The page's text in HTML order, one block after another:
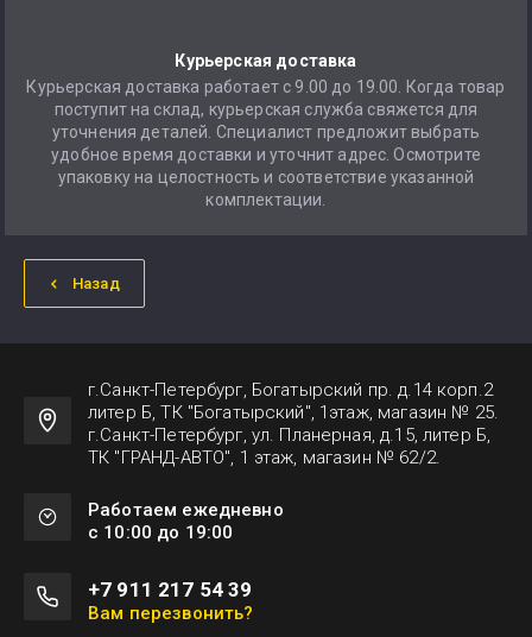
Курьерская доставка
Курьерская доставка работает с 9.00 до 19.00. Когда товар
поступит на склад, курьерская служба свяжется для
уточнения деталей. Специалист предложит выбрать
удобное время доставки и уточнит адрес. Осмотрите
упаковку на целостность и соответствие указанной
комплектации.
Назад
г.Санкт-Петербург, Богатырский пр. д.14 корп.2
литер Б, ТК "Богатырский", 1этаж, магазин № 25.
г.Санкт-Петербург, ул. Планерная, д.15, литер Б,
ТК "ГРАНД-АВТО", 1 этаж, магазин № 62/2.
Работаем ежедневно
с 10:00 до 19:00
+7 911 217 54 39
Вам перезвонить?